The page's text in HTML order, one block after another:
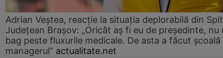
Adrian Veștea, reacție la situația deplorabilă din
Județean Brașov: „Oricât aș fi eu de președinte, nu
bag peste fluxurile medicale. De asta a făcut școală
managerul” actualitate.net